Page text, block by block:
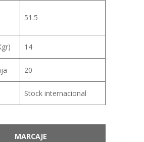
51.5
14
20
Stock internacional
MARCAJE